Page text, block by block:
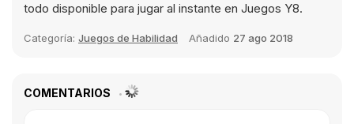
todo disponible para jugar al instante en Juegos Y8.
Categoría: Juegos de Habilidad Añadido 27 ago 2018
COMENTARIOS